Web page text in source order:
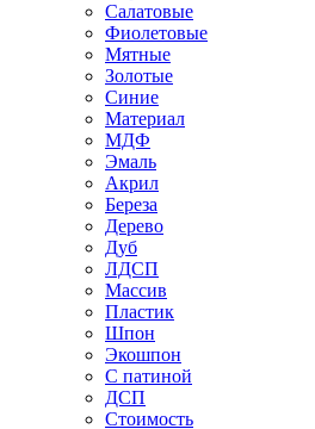
Салатовые
Фиолетовые
Мятные
Золотые
Синие
Материал
МДФ
Эмаль
Акрил
Береза
Дерево
Дуб
ЛДСП
Массив
Пластик
Шпон
Экошпон
С патиной
ДСП
Стоимость